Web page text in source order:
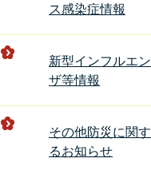
ス感染症情報
新型インフルエン
ザ等情報
その他防災に関す
るお知らせ